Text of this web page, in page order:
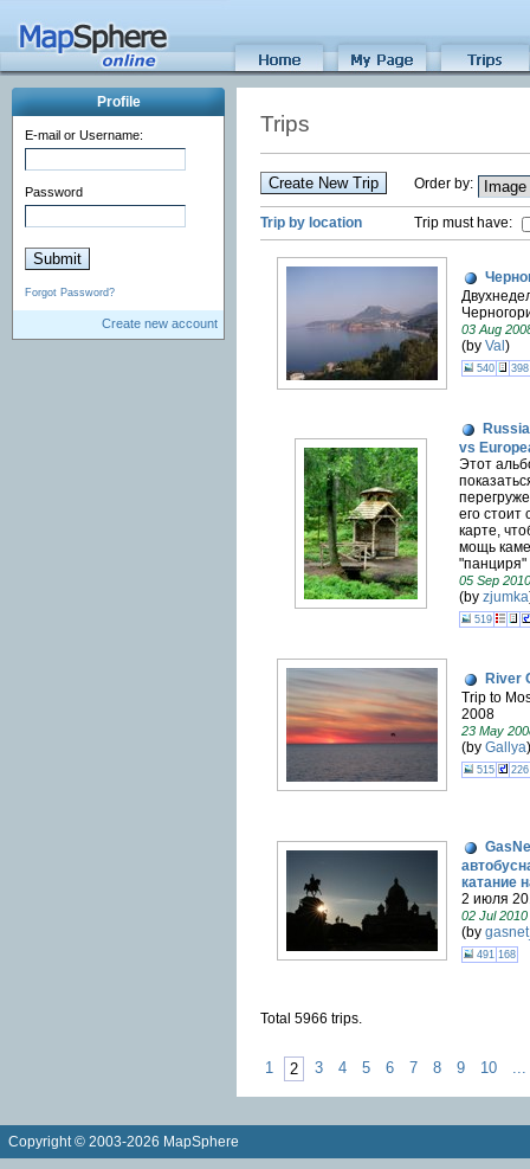
Profile
E-mail or Username:
Password
Forgot Password?
Create new account
Trips
Create New Trip Order by:
Trip by location Trip must have:
03 Aug
(by Val)
540 398
vs
Этот
его стоит
карте,
мощь
"панциря"
05 Sep
(by zjumka
519
River
Trip to
2008
23 May
(by Gallya)
515 226
катание
2 июля
02 Jul
(by
491 168
Total 5966 trips.
1 2 3 4 5 6 7 8 9 10
Copyright © 2003-2026 MapSphere